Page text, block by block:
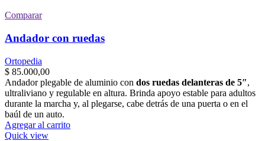
Comparar
Andador con ruedas
Ortopedia
$ 85.000,00
Andador plegable de aluminio con dos ruedas delanteras de 5″,
ultraliviano y regulable en altura. Brinda apoyo estable para adultos
durante la marcha y, al plegarse, cabe detrás de una puerta o en el
baúl de un auto.
Agregar al carrito
Quick view